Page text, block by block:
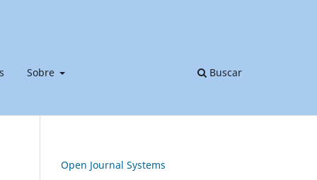
Sobre Buscar
Open Journal Systems